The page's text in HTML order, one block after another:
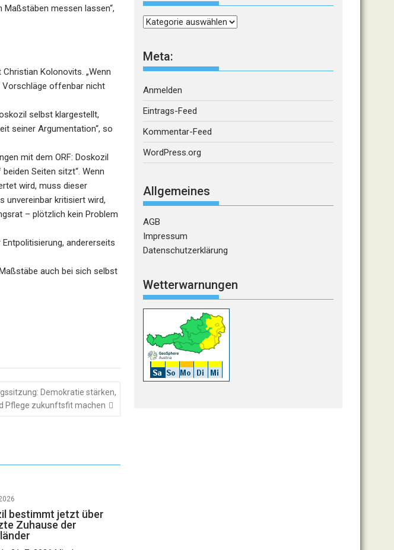
messen lassen“,
Kolonovits. „Wenn
Vorschläge offenbar nicht
selbst klargestellt,
seiner Argumentation“, so
mit dem ORF: Doskozil
Seiten sitzt“. Wenn
wird, muss dieser
unvereinbar kritisiert wird,
– plötzlich kein Problem
andererseits
auch bei sich selbst
Demokratie stärken,
Pflege zukunftsfit machen
bestimmt jetzt über
Zuhause der
Kategorien
Meta:
Anmelden
Eintrags-Feed
Kommentar-Feed
WordPress.org
Allgemeines
AGB
Impressum
Datenschutzerklärung
Wetterwarnungen